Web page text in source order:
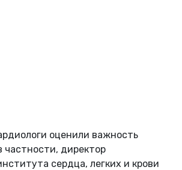
оценили важность
частности, директор
сердца, легких и крови